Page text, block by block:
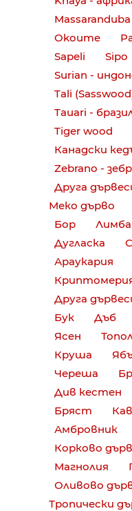
Massaranduba
Okoume
Sapeli
Sipo
Surian -
Tali
Tauari -
Tiger wood
Канадски
Zebrano -
Друга
Меко дърво
Бор
Лимба
Дугласка
Араукария
Друга
Бук
Дъб
Ясен
Круша
Череша
Див кестен
Бряст
Амбровник
Корково
Магнолия
Оливово
Тропически